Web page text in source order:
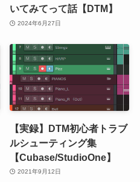
いてみてって話【DTM】
2024年6月27日
【実録】DTM初心者トラブ
ルシューティング集
【Cubase/StudioOne】
2021年9月12日